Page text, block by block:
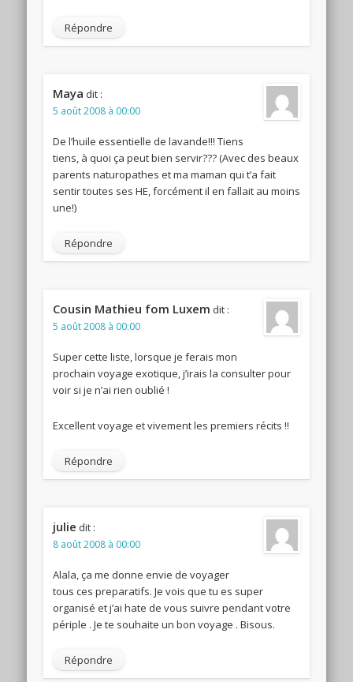
Répondre
Maya dit :
5 août 2008 à 00:00
De l’huile essentielle de lavande!!! Tiens
tiens, à quoi ça peut bien servir??? (Avec des beaux
parents naturopathes et ma maman qui t’a fait
sentir toutes ses HE, forcément il en fallait au moins
une!)
Répondre
Cousin Mathieu fom Luxem dit :
5 août 2008 à 00:00
Super cette liste, lorsque je ferais mon
prochain voyage exotique, j’irais la consulter pour
voir si je n’ai rien oublié !
Excellent voyage et vivement les premiers récits !!
Répondre
julie dit :
8 août 2008 à 00:00
Alala, ça me donne envie de voyager
tous ces preparatifs. Je vois que tu es super
organisé et j’ai hate de vous suivre pendant votre
périple . Je te souhaite un bon voyage . Bisous.
Répondre